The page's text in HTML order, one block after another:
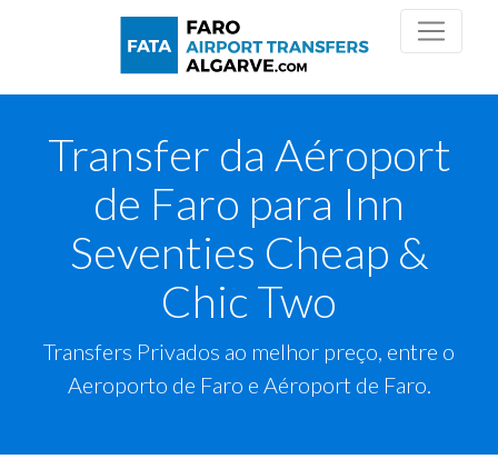
Transfer da Aéroport
de Faro para Inn
Seventies Cheap &
Chic Two
Transfers Privados ao melhor preço, entre o
Aeroporto de Faro e Aéroport de Faro.